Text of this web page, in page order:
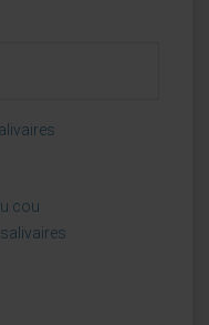
cou